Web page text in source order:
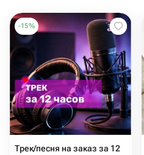
-15%
Трек/песня на заказ за 12